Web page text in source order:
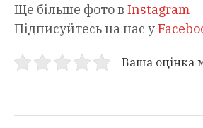
Ще більше фото в Instagram
Підписуйтесь на нас у
Ваша оцінка